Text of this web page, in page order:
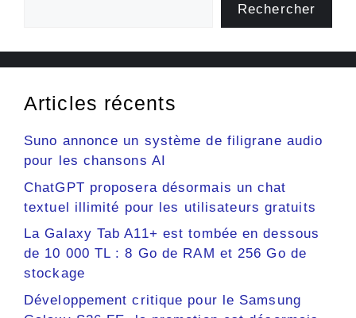
Rechercher
Articles récents
Suno annonce un système de filigrane audio
pour les chansons AI
ChatGPT proposera désormais un chat
textuel illimité pour les utilisateurs gratuits
La Galaxy Tab A11+ est tombée en dessous
de 10 000 TL : 8 Go de RAM et 256 Go de
stockage
Développement critique pour le Samsung